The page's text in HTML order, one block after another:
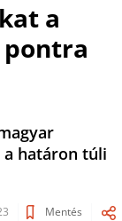
a
határon túli
Mentés